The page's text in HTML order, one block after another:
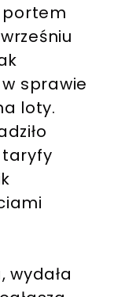
portem
sprawie
loty.
taryfy
wydała